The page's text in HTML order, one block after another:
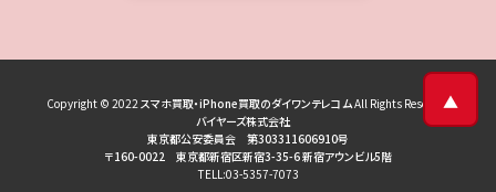
Copyright © 2022スマホ買取・iPhone買取のダイワンテレコムAll Rights Reserved
バイヤーズ株式会社
東京都公安委員会 第303311606910号
〒160-0022 東京都新宿区新宿3-35-6 新宿アウンビル5階
TELL:03-5357-7073
▲